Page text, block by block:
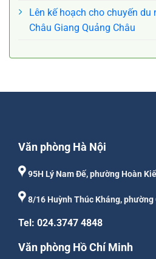
Lên kế hoạch cho chuyến du
Châu Giang Quảng Châu
Văn phòng Hà Nội
95H Lý Nam Đế, phường Hoàn
8/16 Huỳnh Thúc Kháng, phường
Tel: 024.3747 4848
Văn phòng Hồ Chí Minh